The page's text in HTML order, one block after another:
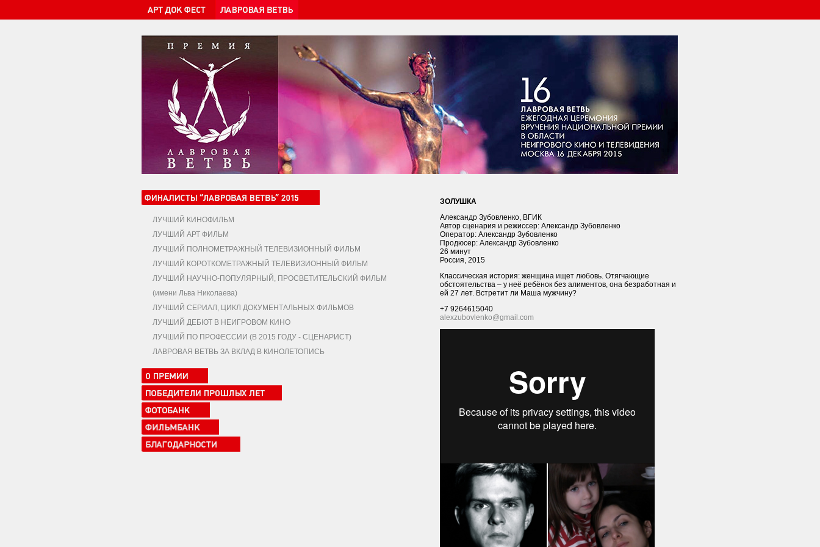
ЛУЧШИЙ КИНОФИЛЬМ
ЛУЧШИЙ АРТ ФИЛЬМ
ЛУЧШИЙ ПОЛНОМЕТРАЖНЫЙ ТЕЛЕВИЗИОННЫЙ ФИЛЬМ
ЛУЧШИЙ КОРОТКОМЕТРАЖНЫЙ ТЕЛЕВИЗИОННЫЙ ФИЛЬМ
ЛУЧШИЙ НАУЧНО-ПОПУЛЯРНЫЙ, ПРОСВЕТИТЕЛЬСКИЙ ФИЛЬМ
(имени Льва Николаева)
ЛУЧШИЙ СЕРИАЛ, ЦИКЛ ДОКУМЕНТАЛЬНЫХ ФИЛЬМОВ
ЛУЧШИЙ ДЕБЮТ В НЕИГРОВОМ КИНО
ЛУЧШИЙ ПО ПРОФЕССИИ (В 2015 ГОДУ - СЦЕНАРИСТ)
ЛАВРОВАЯ ВЕТВЬ ЗА ВКЛАД В КИНОЛЕТОПИСЬ
ЗОЛУШКА
Александр Зубовленко, ВГИК
Автор сценария и режиссер: Александр Зубовленко
Оператор: Александр Зубовленко
Продюсер: Александр Зубовленко
26 минут
Россия, 2015
Классическая история: женщина ищет любовь. Отягчающие
обстоятельства – у неё ребёнок без алиментов, она безработная и
ей 27 лет. Встретит ли Маша мужчину?
+7 9264615040
alexzubovlenko@gmail.com